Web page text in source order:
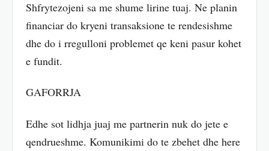
Shfrytezojeni sa me shume lirine tuaj. Ne planin
financiar do kryeni transaksione te rendesishme
dhe do i rregulloni problemet qe keni pasur kohet
e fundit.
GAFORRJA
Edhe sot lidhja juaj me partnerin nuk do jete e
qendrueshme. Komunikimi do te zbehet dhe here